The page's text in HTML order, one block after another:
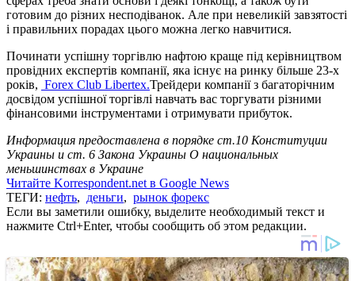
готовим до різних несподіванок. Але при невеликій завзятості
і правильних порадах цього можна легко навчитися.
Починати успішну торгівлю нафтою краще під керівництвом
провідних експертів компанії, яка існує на ринку більше 23-х
років, Forex Club Libertex.Трейдери компанії з багаторічним
досвідом успішної торгівлі навчать вас торгувати різними
фінансовими інструментами і отримувати прибуток.
Информация предоставлена в порядке ст.10 Конституции
Украины и ст. 6 Закона Украины О национальных
меньшинствах в Украине
Читайте Korrespondent.net в Google News
ТЕГИ: нефть, деньги, рынок форекс
Если вы заметили ошибку, выделите необходимый текст и
нажмите Ctrl+Enter, чтобы сообщить об этом редакции.